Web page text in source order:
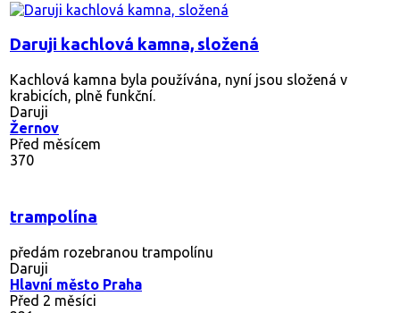
Daruji kachlová kamna, složená
Kachlová kamna byla používána, nyní jsou složená v
krabicích, plně funkční.
Daruji
Žernov
Před měsícem
370
trampolína
předám rozebranou trampolínu
Daruji
Hlavní město Praha
Před 2 měsíci